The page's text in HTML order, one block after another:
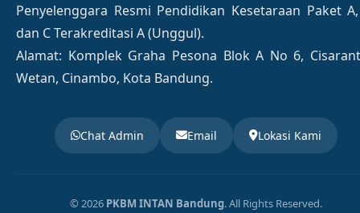
Penyelenggara Resmi Pendidikan Kesetaraan Paket
dan C Terakreditasi A (Unggul).
Alamat: Komplek Graha Pesona Blok A No 6,
Wetan, Cinambo, Kota Bandung.
Chat Admin Email Lokasi Kami
© 2026 PKBM INTAN Bandung. All Rights Reserved.